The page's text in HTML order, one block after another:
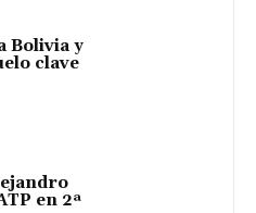
Bolivia y
clave
en 2ª